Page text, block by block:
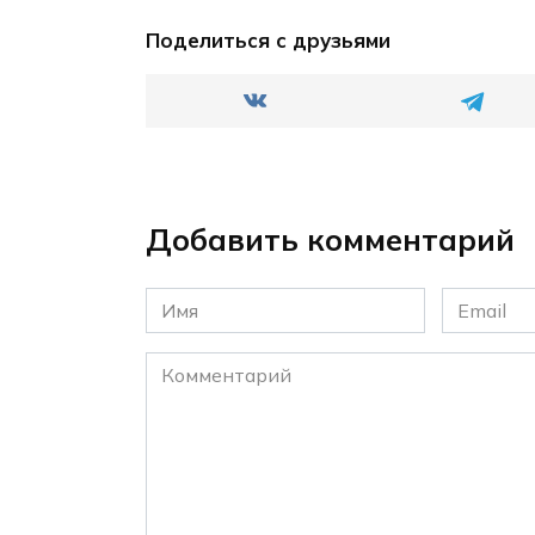
Поделиться с друзьями
Добавить комментарий
Имя
*
Email
*
Комментарий